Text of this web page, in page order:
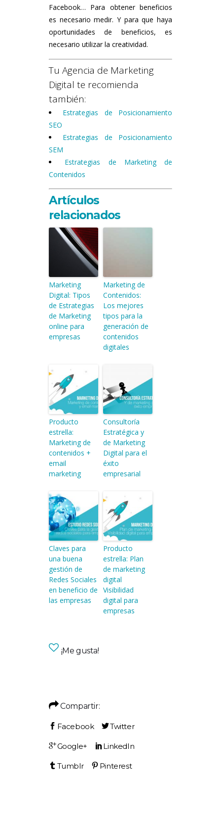
Facebook… Para obtener beneficios
es necesario medir. Y para que haya
oportunidades de beneficios, es
necesario utilizar la creatividad.
Tu Agencia de Marketing
Digital te recomienda
también:
Estrategias de Posicionamiento
SEO
Estrategias de Posicionamiento
SEM
Estrategias de Marketing de
Contenidos
Artículos
relacionados
Marketing
Digital: Tipos
de Estrategias
de Marketing
online para
empresas
Marketing de
Contenidos:
Los mejores
tipos para la
generación de
contenidos
digitales
Producto
estrella:
Marketing de
contenidos +
email
marketing
Consultoría
Estratégica y
de Marketing
Digital para el
éxito
empresarial
Claves para
una buena
gestión de
Redes Sociales
en beneficio de
las empresas
Producto
estrella: Plan
de marketing
digital
Visibilidad
digital para
empresas
¡Me gusta!
Compartir: